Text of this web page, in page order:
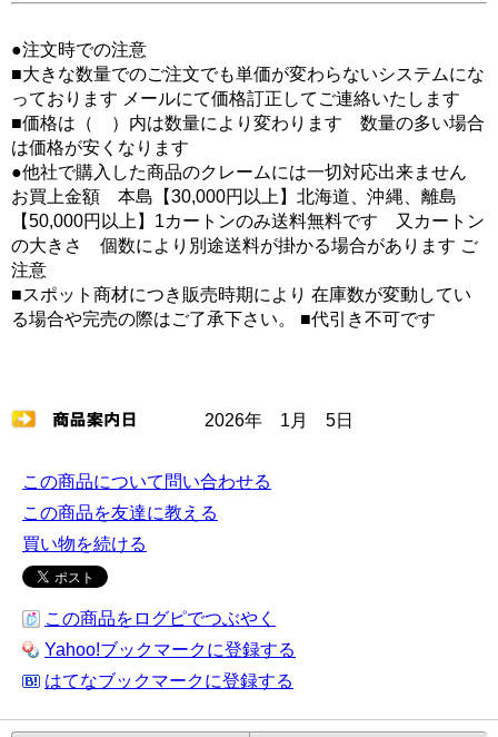
●注文時での注意
■大きな数量でのご注文でも単価が変わらないシステムにな
っております メールにて価格訂正してご連絡いたします
■価格は（ ）内は数量により変わります 数量の多い場合
は価格が安くなります
●他社で購入した商品のクレームには一切対応出来ません
お買上金額 本島【30,000円以上】北海道、沖縄、離島
【50,000円以上】1カートンのみ送料無料です 又カートン
の大きさ 個数により別途送料が掛かる場合があります ご
注意
■スポット商材につき販売時期により 在庫数が変動してい
る場合や完売の際はご了承下さい。 ■代引き不可です
2026年 1月 5日
この商品について問い合わせる
この商品を友達に教える
買い物を続ける
この商品をログピでつぶやく
Yahoo!ブックマークに登録する
はてなブックマークに登録する